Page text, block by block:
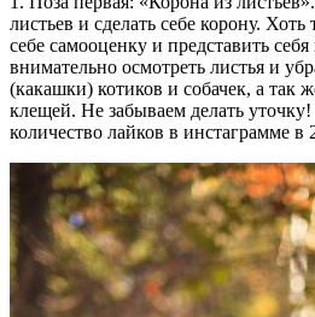
листьев и сделать себе корону.
себе самооценку и представить
внимательно осмотреть листья и
(какашки) котиков и собачек, а так
клещей. Не забываем делать
количество лайков в инстаграмме в